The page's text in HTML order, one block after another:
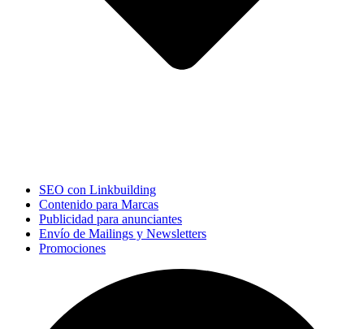
SEO con Linkbuilding
Contenido para Marcas
Publicidad para anunciantes
Envío de Mailings y Newsletters
Promociones